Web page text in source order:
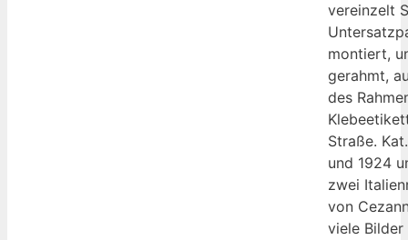
vereinzelt
montiert,
gerahmt,
des
Straße.
und 1924
zwei
von
viele Bilder